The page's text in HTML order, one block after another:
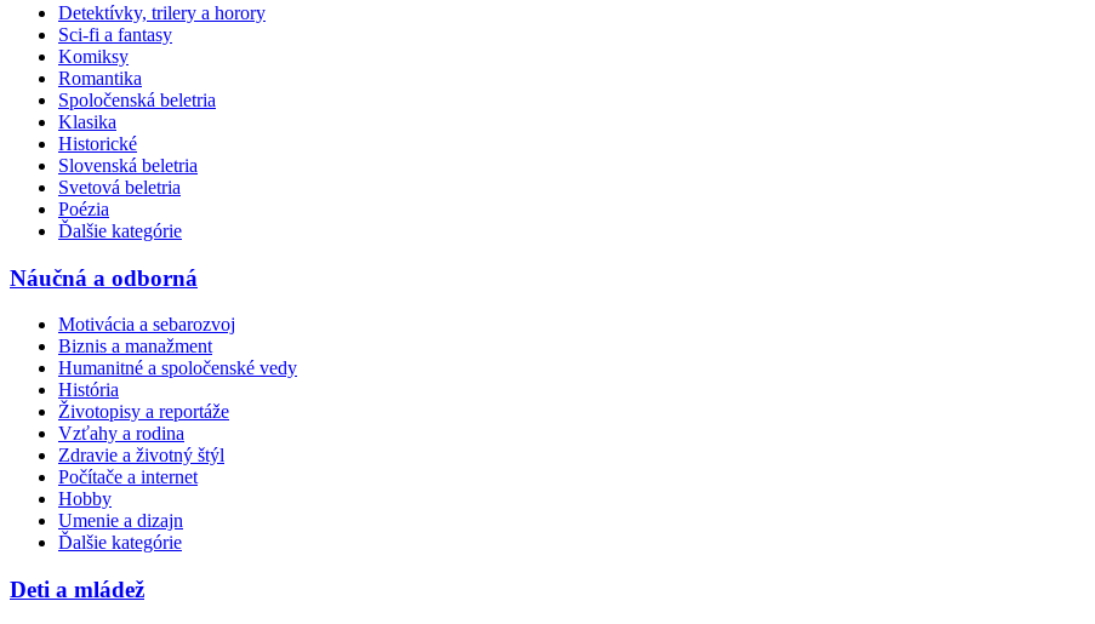
Detektívky, trilery a horory
Sci-fi a fantasy
Komiksy
Romantika
Spoločenská beletria
Klasika
Historické
Slovenská beletria
Svetová beletria
Poézia
Ďalšie kategórie
Náučná a odborná
Motivácia a sebarozvoj
Biznis a manažment
Humanitné a spoločenské vedy
História
Životopisy a reportáže
Vzťahy a rodina
Zdravie a životný štýl
Počítače a internet
Hobby
Umenie a dizajn
Ďalšie kategórie
Deti a mládež